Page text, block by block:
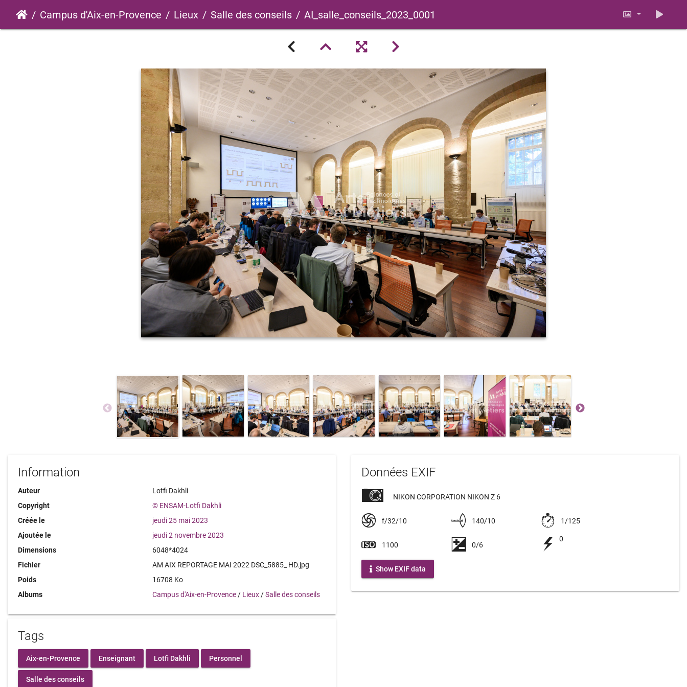
Campus d'Aix-en-Provence Lieux Salle des conseils AI_salle_conseils_2023_0001
Information
Auteur
Lotfi Dakhli
Copyright
© ENSAM-Lotfi Dakhli
Créée le
jeudi 25 mai 2023
Ajoutée le
jeudi 2 novembre 2023
Dimensions
6048*4024
Fichier
AM AIX REPORTAGE MAI 2022 DSC_5885_ HD.jpg
Poids
16708 Ko
Albums
Campus d'Aix-en-Provence / Lieux /Salle des conseils
Tags
Aix-en-Provence Enseignant Lotfi Dakhli Personnel
Salle des conseils
Données EXIF
NIKON CORPORATION NIKON Z 6
f/32/10 140/10 1/125
1100 0/6
0
Show EXIF data